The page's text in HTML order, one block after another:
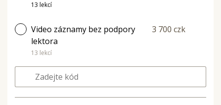
13 lekcí
Video záznamy bez podpory
lektora
13 lekcí
3 700 czk